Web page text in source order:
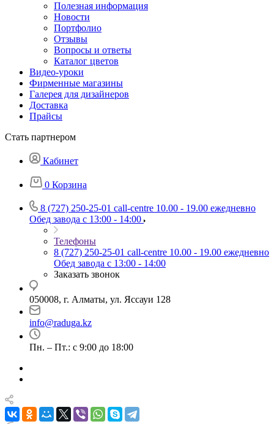
Полезная информация
Новости
Портфолио
Отзывы
Вопросы и ответы
Каталог цветов
Видео-уроки
Фирменные магазины
Галерея для дизайнеров
Доставка
Прайсы
Стать партнером
Кабинет
0 Корзина
8 (727) 250-25-01 call-centre 10.00 - 19.00 ежедневно
Обед завода с 13:00 - 14:00
Телефоны
8 (727) 250-25-01 call-centre 10.00 - 19.00 ежедневно
Обед завода с 13:00 - 14:00
Заказать звонок
050008, г. Алматы, ул. Яссауи 128
info@raduga.kz
Пн. – Пт.: с 9:00 до 18:00